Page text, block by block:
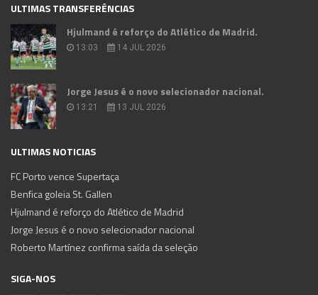
ULTIMAS TRANSFERÊNCIAS
Hjulmand é reforço do Atlético de Madrid.
13:03 14 JUL 2026
Jorge Jesus é o novo selecionador nacional.
13:21 13 JUL 2026
ULTIMAS NOTICIAS
FC Porto vence Supertaça
Benfica goleia St. Gallen
Hjulmand é reforço do Atlético de Madrid
Jorge Jesus é o novo selecionador nacional
Roberto Martínez confirma saída da seleção
SIGA-NOS